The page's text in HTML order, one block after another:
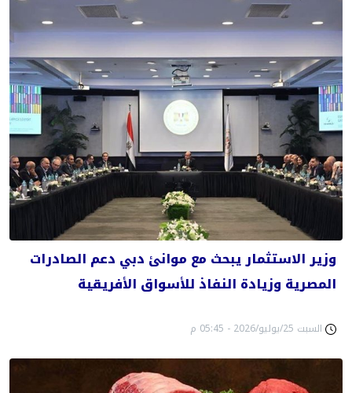
وزير الاستثمار يبحث مع موانئ دبي دعم الصادرات
المصرية وزيادة النفاذ للأسواق الأفريقية
السبت 25/يوليو/2026 - 05:45 م